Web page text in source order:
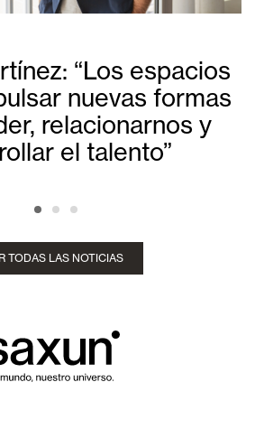
“Los espacios
nuevas formas
relacionarnos y
el talento”
TODAS LAS NOTICIAS